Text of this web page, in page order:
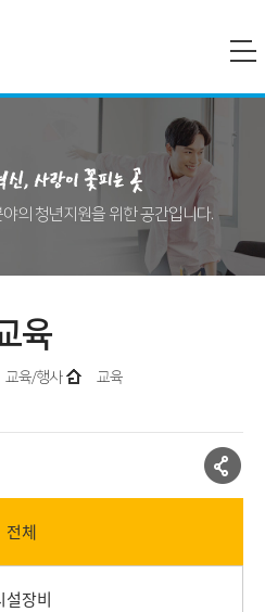
의 청년지원을 위한 공간입니다.
육
교육/행사 교육
전체
설장비